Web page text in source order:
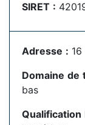
SIRET :
Adresse :
Domaine de
bas
Qualification